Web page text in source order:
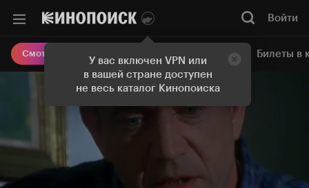
У вас включен VPN или
в вашей стране доступен
не весь каталог Кинопоиска
Войти
Смотреть кино Онлайн-кинотеатр Билеты в